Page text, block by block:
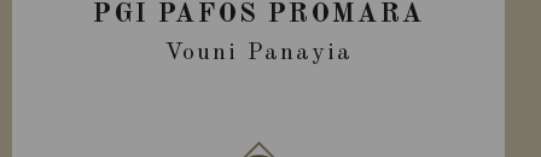
PGI PAFOS PROMARA
Vouni Panayia